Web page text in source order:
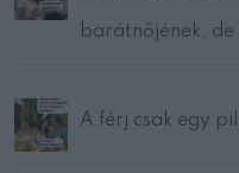
barátnőjének,
A férj csak egy